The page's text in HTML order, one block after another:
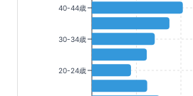
40-44歳
30-34歳
20-24歳